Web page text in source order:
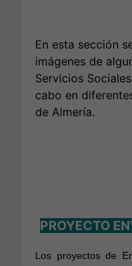
En esta sección
imágenes de
Servicios
cabo en
de Almería.
PROYECTO
Los proyectos de